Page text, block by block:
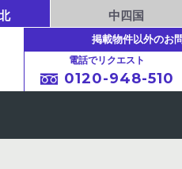
中四国
掲載物件以外のお
電話でリクエスト
0120-948-510